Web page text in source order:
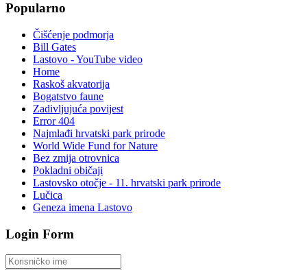
Popularno
Čišćenje podmorja
Bill Gates
Lastovo - YouTube video
Home
Raskoš akvatorija
Bogatstvo faune
Zadivljujuća povijest
Error 404
Najmlađi hrvatski park prirode
World Wide Fund for Nature
Bez zmija otrovnica
Pokladni običaji
Lastovsko otočje - 11. hrvatski park prirode
Lučica
Geneza imena Lastovo
Login Form